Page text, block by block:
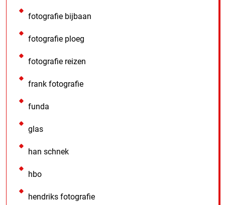
fotografie bijbaan
fotografie ploeg
fotografie reizen
frank fotografie
funda
glas
han schnek
hbo
hendriks fotografie